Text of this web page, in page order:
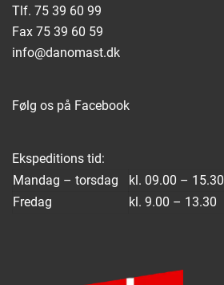
Tlf. 75 39 60 99
Fax 75 39 60 59
info@danomast.dk
Følg os på Facebook
Ekspeditions tid:
Mandag – torsdag
kl. 09.00 – 15.30
Fredag
kl. 9.00 – 13.30